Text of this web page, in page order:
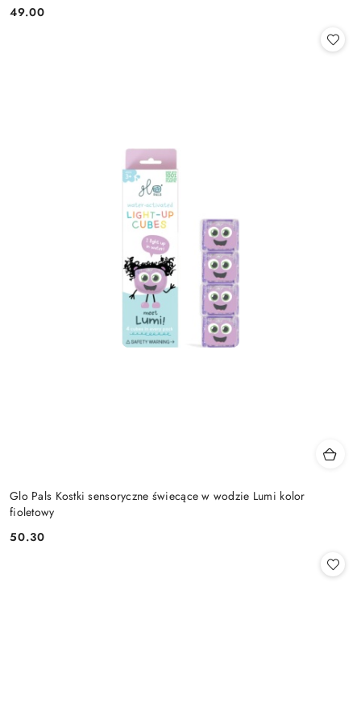
Cena:
49.00
Glo Pals Kostki sensoryczne świecące w wodzie Lumi kolor
fioletowy
Cena:
50.30